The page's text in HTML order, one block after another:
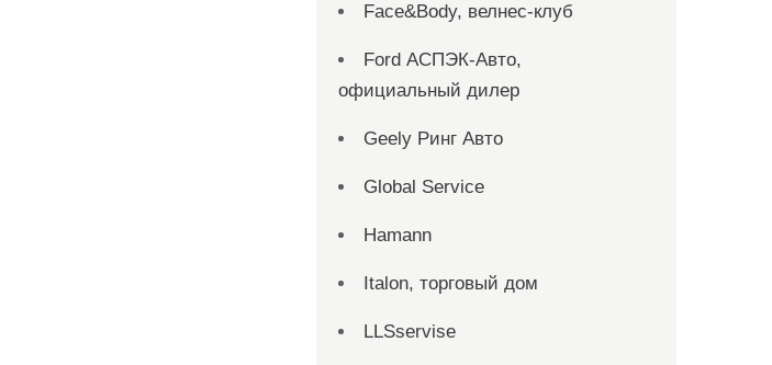
Face&Body, велнес-клуб
Ford АСПЭК-Авто,
официальный дилер
Geely Ринг Авто
Global Service
Hamann
Italon, торговый дом
LLSservise